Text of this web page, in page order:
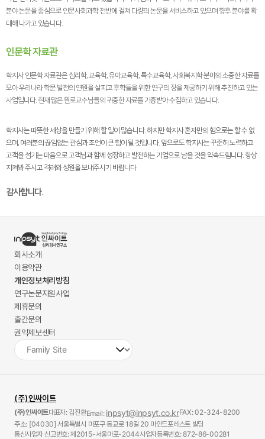
분야 논문을 중심으로 인문사회과학 전반에 걸쳐 다량의 논문을 서비스하고 있으며 향후 분야를 확
대해 나가고 있습니다.
인문학 자료관
학지사 인문학 자료관은 심리학, 교육학, 유아교육학, 특수교육학, 사회복지학 분야의 소중한 자료를
모아 우리나라 학문 발전의 연원을 살피고 후학들을 위한 연구의 장을 제공하기 위해 추진하고 있는
사업입니다. 현재 많은 원로교수님들의 귀중한 자료를 기증받아 수집하고 있습니다.
학지사는 따뜻한 세상을 만들기 위해 할 일이 많습니다. 하지만 학지사 혼자만의 힘으로는 할 수 없
으며, 여러분의 끊임없는 관심과 조언이 큰 힘이 될 것입니다. 앞으로도 학지사는 꾸준히 노력하고
고객을 섬기는 마음으로 고객님과 함께 성장하고 발전하는 기업으로 남을 것을 약속드립니다. 항상
지켜봐 주시고 격려와 성원을 보내주시기 바랍니다.
감사합니다.
회사소개
이용약관
개인정보처리방침
연구논문지원사업
제휴문의
출간문의
권익제보센터
(주)인싸이트
(주)인싸이트대표자: 김진환Email: inpsyt@inpsyt.co.krFAX: 02-324-8200
주소: [04030] 서울특별시 마포구 동교로 18길 20 마인드포레스트 빌딩
통신사업자 신고번호: 제2015-서울마포-2044사업자등록번호: 872-86-00281